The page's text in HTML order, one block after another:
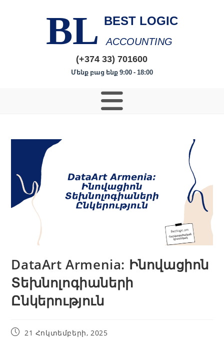
BL BEST LOGIC
ACCOUNTING
(+374 33) 701600
Մենք բաց ենք 9:00 - 18:00
DataArt Armenia: Ինովացիոն
Տեխնոլոգիաների
Ընկերություն
21 Հոկտեմբերի, 2025